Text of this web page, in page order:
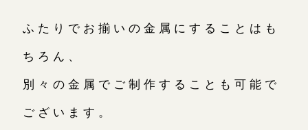
ふたりでお揃いの金属にすることはも
ちろん、
別々の金属でご制作することも可能で
ございます。